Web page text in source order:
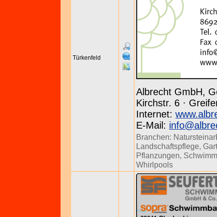
Türkenfeld
Albrecht GmbH,
Kirchstr. 6 ·
Internet:
E-Mail:
Branchen:
Landschaftspflege,
Pflanzungen,
Whirlpools